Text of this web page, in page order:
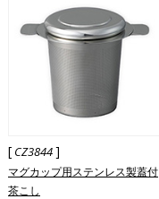
[ CZ3844]
マグカップ用ステンレス製蓋付
茶こし